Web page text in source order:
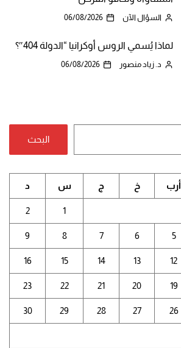
السؤال الآن 06/08/2026
لماذا يُسمي الروس أوكرانيا “الدولة 404″؟
د. زياد منصور 06/08/2026
البحث
أرب خ ج س د
1
2
5
6
7
8
9
12
13
14
15
16
19
20
21
22
23
26
27
28
29
30